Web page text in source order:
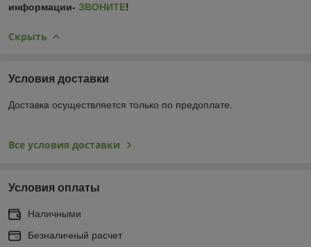
информации- ЗВОНИТЕ!
Скрыть
Условия доставки
Доставка осуществляется только по предоплате.
Все условия доставки
Условия оплаты
Наличными
Безналичный расчет